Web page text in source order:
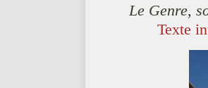
Le Genre,
Texte